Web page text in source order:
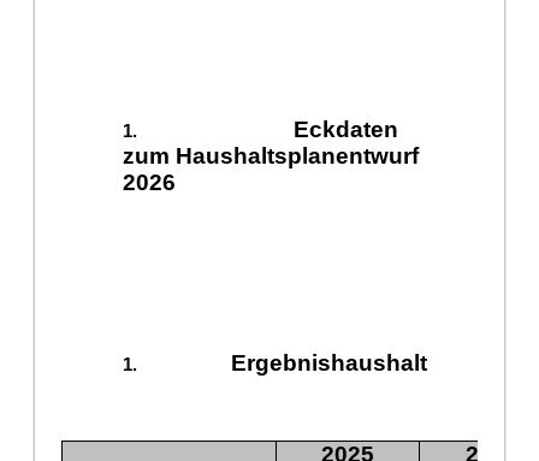
Eckdaten
zum Haushaltsplanentwurf
2026
Ergebnishaushalt
2025 2026